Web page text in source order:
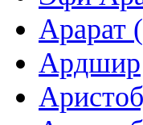
Арарат
Ардшир